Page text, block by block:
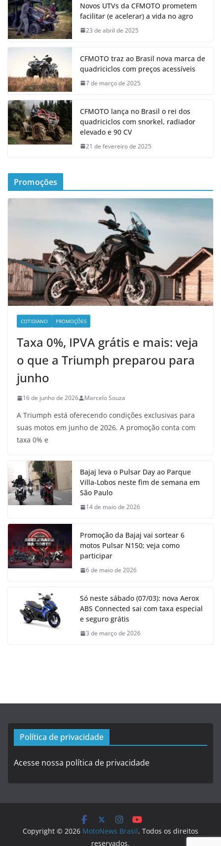
Novos UTVs da CFMOTO prometem
facilitar (e acelerar) a vida no agro
23 de abril de 2025
CFMOTO traz ao Brasil nova marca de
quadriciclos com preços acessíveis
7 de março de 2025
CFMOTO lança no Brasil o rei dos
quadriciclos com snorkel, radiador
elevado e 90 CV
21 de fevereiro de 2025
Promoções
COTIDIANO PROMOÇÕES
Taxa 0%, IPVA grátis e mais: veja
o que a Triumph preparou para
junho
16 de junho de 2026 Marcelo Souza
A Triumph está oferecendo condições exclusivas para
suas motos em junho de 2026. A promoção conta com
taxa 0% e
Bajaj leva o Pulsar Day ao Parque
Villa-Lobos neste fim de semana em
São Paulo
14 de maio de 2026
Promoção da Bajaj vai sortear 6
motos Pulsar N150; veja como
participar
6 de maio de 2026
Só neste sábado (07/03): nova Aerox
ABS Connected sai com taxa especial
e seguro grátis
3 de março de 2026
Política de privacidade
Acesse nossa política de privacidade
Copyright © 2026 MotoNews Brasil. Todos os direitos
reservados.